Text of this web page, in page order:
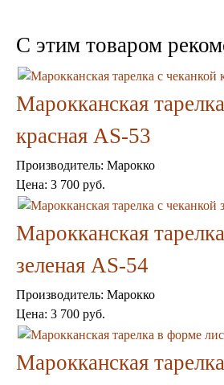
Торшеры Марокко
Торшеры со стеклом
Светильники в хамам
Светильники для кафе и
Светильники дизайнерские
Светильники с цепочками
Фонари
Абажуры
Столы и столики
Комоды и тумбы
C этим товаром
Марокканская
красная AS-53
Производитель: Марокко
Цена: 3 700 руб.
Марокканская
зеленая AS-54
Производитель: Марокко
Цена: 3 700 руб.
Марокканская